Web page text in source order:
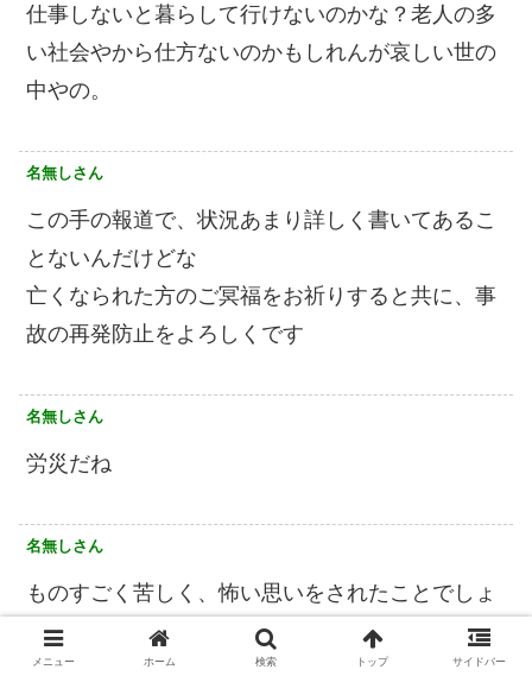
仕事しないと暮らして行けないのかな？老人の多
い社会やから仕方ないのかもしれんが哀しい世の
中やの。
名無しさん
この手の報道で、状況あまり詳しく書いてあるこ
とないんだけどな
亡くなられた方のご冥福をお祈りすると共に、事
故の再発防止をよろしくです
名無しさん
労災だね
名無しさん
ものすごく苦しく、怖い思いをされたことでしょ
う。胸が痛みます。
メニュー ホーム 検索 トップ サイドバー